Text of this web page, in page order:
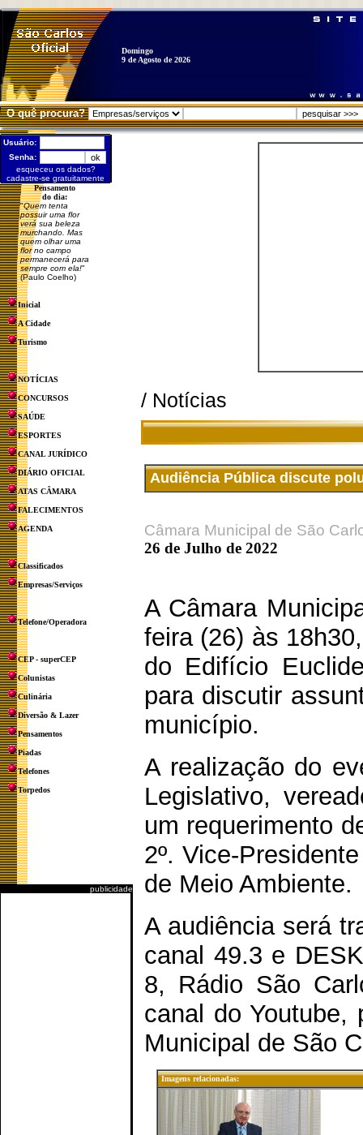
Domingo
9 de Agosto de 2026
O quê procura?
Usuário:
Senha:
esqueceu os dados?
cadastre-se gratuitamente
Pensamento
do dia:
"Quem tenta
possuir uma flor
verá sua beleza
murchando. Mas
quem olhar uma
flor no campo
permanecerá para
sempre com ela!"
(Paulo Coelho)
Inicial
A Cidade
Turismo
NOTÍCIAS
CONCURSOS
SAÚDE
ESPORTES
CANAL JURÍDICO
DIÁRIO OFICIAL
ATAS CÂMARA
FALECIMENTOS
AGENDA
Classificados
Empresas/Serviços
Telefone/Operadora
CEP - superCEP
Colunistas
Culinária
Diversão & Lazer
Pensamentos
Piadas
Telefones
Torpedos
publicidade
/ Notícias
Audiência Pública discute
Câmara Municipal de São
26 de Julho de 2022
A Câmara
feira (26) às
do Edifício
para discutir
município.
A realização do
Legislativo,
um requerimento
2º. Vice-
de Meio Ambiente.
A audiência será
canal 49.3 e
8, Rádio São
canal do Youtube,
Municipal de São
Imagens relacionadas: